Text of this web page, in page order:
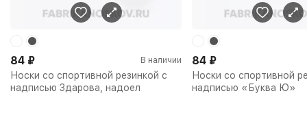
Носки со спортивной резинкой с
надписью Здарова, надоел
84 ₽ В наличии
Носки со спортивной
надписью «Буква Ю»
84 ₽